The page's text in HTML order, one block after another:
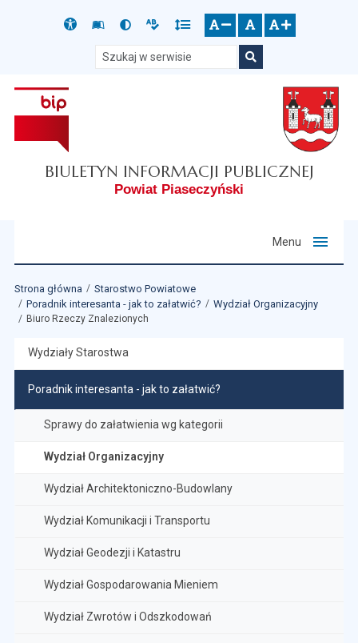
Przejdź do głównego menu
Przejdź do treści
Przejdź do mapy serwisu
Deklaracja
SłownikWersjaWersja
tekstowa
Gęstość
tekstu
BIULETYN INFORMACJI PUBLICZNEJ
Powiat Piaseczyński
Menu
Strona główna
Starostwo Powiatowe
Poradnik interesanta - jak to załatwić?
Wydział Organizacyjny
Biuro Rzeczy Znalezionych
Wydziały Starostwa
Poradnik interesanta - jak to załatwić?
Sprawy do załatwienia wg kategorii
Wydział Organizacyjny
Wydział Architektoniczno-Budowlany
Wydział Komunikacji i Transportu
Wydział Geodezji i Katastru
Wydział Gospodarowania Mieniem
Wydział Zwrotów i Odszkodowań